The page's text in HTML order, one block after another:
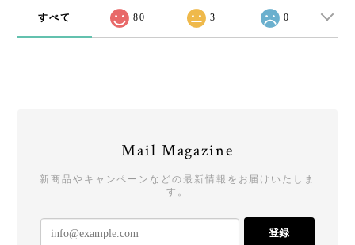
すべて 80 3 0
Mail Magazine
新商品やキャンペーンなどの最新情報をお届けいたしま
す。
登録